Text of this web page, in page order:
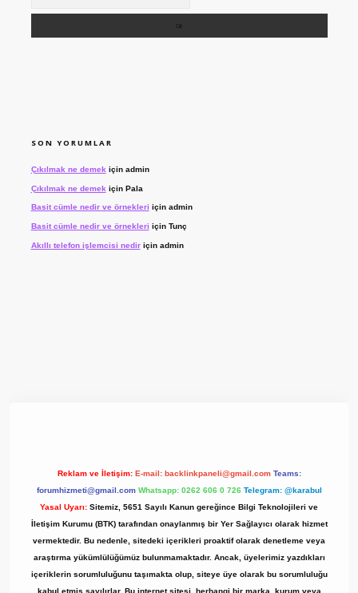
SON YORUMLAR
Çıkılmak ne demek için admin
Çıkılmak ne demek için Pala
Basit cümle nedir ve örnekleri için admin
Basit cümle nedir ve örnekleri için Tunç
Akıllı telefon işlemcisi nediriçin admin
Reklam ve İletişim: E-mail: backlinkpaneli@gmail.com Teams:
forumhizmeti@gmail.com Whatsapp: 0262 606 0 726 Telegram: @karabul
Yasal Uyarı: Sitemiz, 5651 Sayılı Kanun gereğince Bilgi Teknolojileri ve
İletişim Kurumu (BTK) tarafından onaylanmış bir Yer Sağlayıcı olarak hizmet
vermektedir. Bu nedenle, sitedeki içerikleri proaktif olarak denetleme veya
araştırma yükümlülüğümüz bulunmamaktadır. Ancak, üyelerimiz yazdıkları
içeriklerin sorumluluğunu taşımakta olup, siteye üye olarak bu sorumluluğu
kabul etmiş sayılırlar. Bu internet sitesi, herhangi bir marka, kurum veya